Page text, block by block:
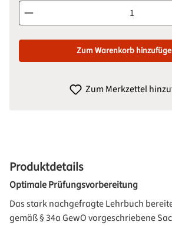
Produkt Anzahl: Gib den
Zum Warenkorb
Zum Merkzettel
Produktdetails
Optimale Prüfungsvorbereitung
Das stark nachgefragte Lehrbuch
gemäß § 34a GewO vorgeschriebene